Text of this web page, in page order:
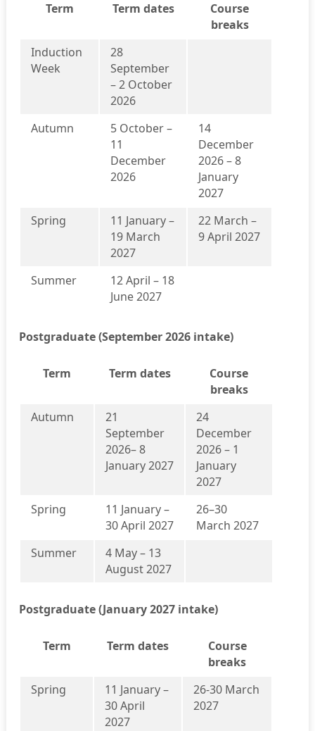
Term Term dates
Course
breaks
Induction
Week
28
September
– 2 October
2026
Autumn
5 October –
11
December
2026
14
December
2026 – 8
January
2027
Spring
11 January –
19 March
2027
22 March –
9 April 2027
Summer
12 April – 18
June 2027
Postgraduate (September 2026 intake)
Term Term dates
Course
breaks
Autumn
21
September
2026– 8
January 2027
24
December
2026 – 1
January
2027
Spring
11 January –
30 April 2027
26–30
March 2027
Summer
4 May – 13
August 2027
Postgraduate (January 2027 intake)
Term Term dates
Course
breaks
Spring
11 January –
30 April
2027
26-30 March
2027